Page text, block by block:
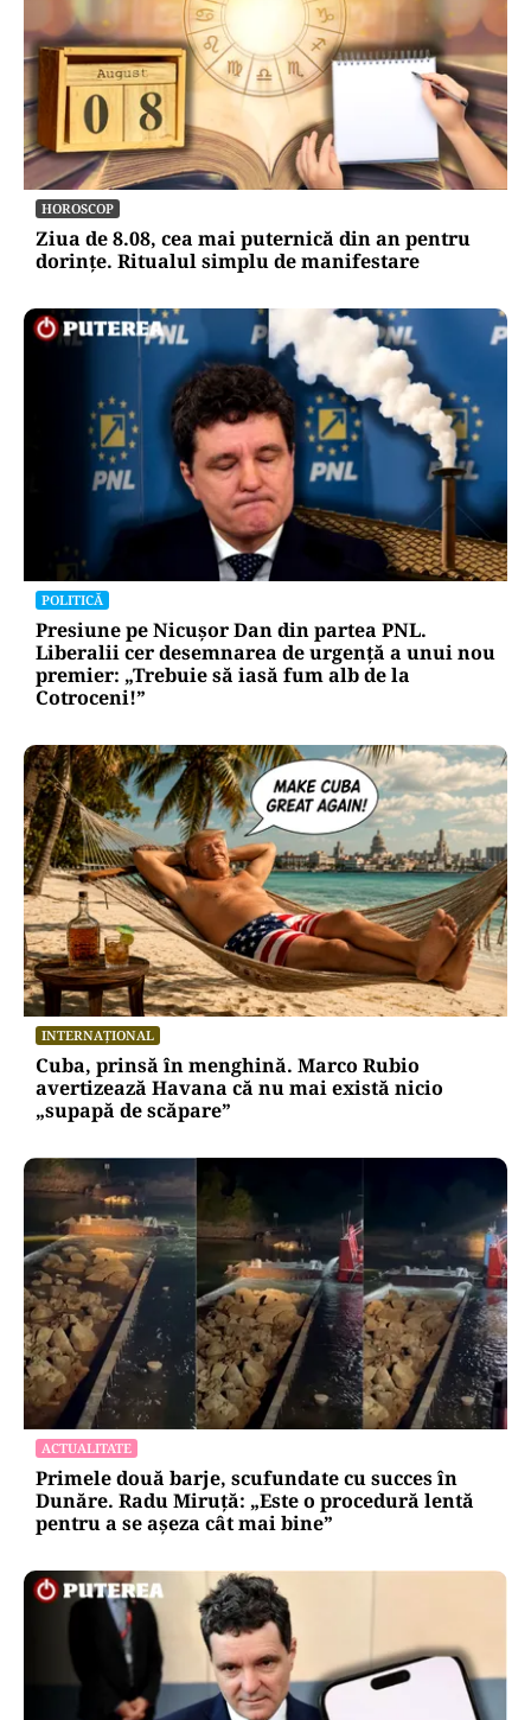
HOROSCOP
Ziua de 8.08, cea mai puternică din an pentru
dorințe. Ritualul simplu de manifestare
POLITICĂ
Presiune pe Nicușor Dan din partea PNL.
Liberalii cer desemnarea de urgență a unui nou
premier: „Trebuie să iasă fum alb de la
Cotroceni!”
INTERNAȚIONAL
Cuba, prinsă în menghină. Marco Rubio
avertizează Havana că nu mai există nicio
„supapă de scăpare”
ACTUALITATE
Primele două barje, scufundate cu succes în
Dunăre. Radu Miruță: „Este o procedură lentă
pentru a se așeza cât mai bine”